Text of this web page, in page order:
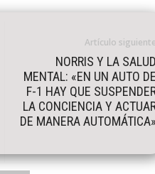
Artículo
NORRIS Y LA
MENTAL: «EN UN AUTO
F-1 HAY QUE
LA CONCIENCIA Y
DE MANERA